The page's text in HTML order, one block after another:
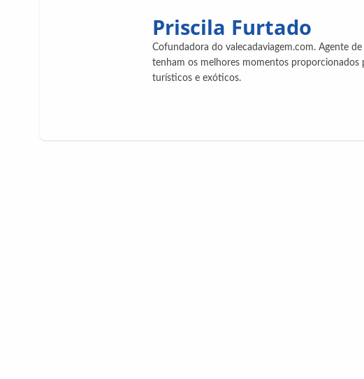
Priscila Furtado
Cofundadora do valecadaviagem.com. Agente
tenham os melhores momentos proporcionados
turísticos e exóticos.